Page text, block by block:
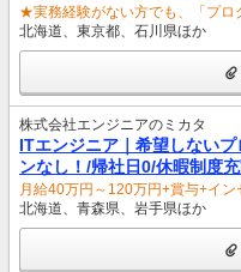
★実務経験がない方でも、「プロ
北海道、東京都、石川県ほか
株式会社エンジニアのミカタ
ITエンジニア｜希望しない
ンなし！/帰社日0/休暇制度
月給40万円～120万円+賞与+イン
北海道、青森県、岩手県ほか